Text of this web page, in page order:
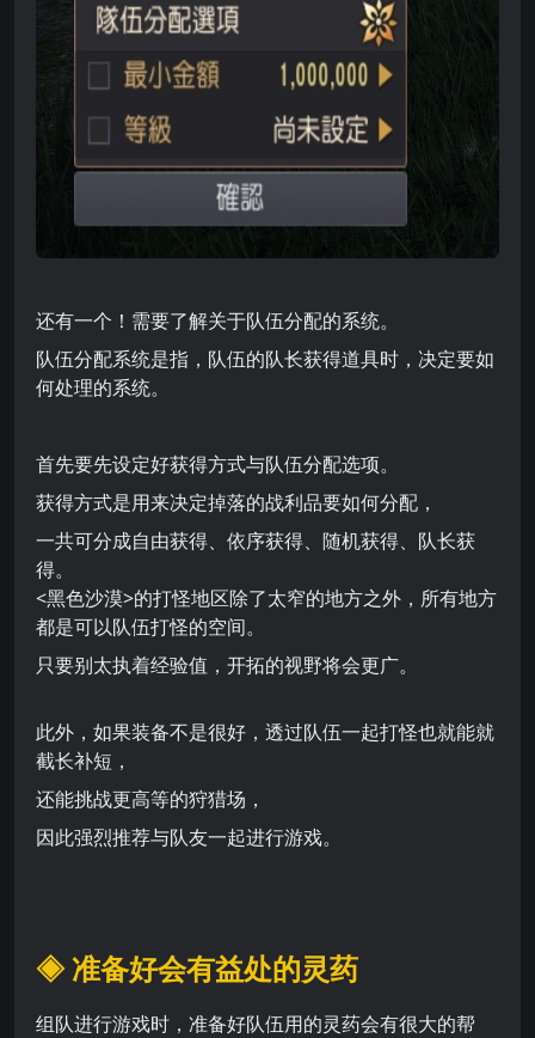
还有一个！需要了解关于队伍分配的系统。
队伍分配系统是指，队伍的队长获得道具时，决定要如
何处理的系统。
首先要先设定好获得方式与队伍分配选项。
获得方式是用来决定掉落的战利品要如何分配，
一共可分成自由获得、依序获得、随机获得、队长获
得。
<黑色沙漠>的打怪地区除了太窄的地方之外，所有地方
都是可以队伍打怪的空间。
只要别太执着经验值，开拓的视野将会更广。
此外，如果装备不是很好，透过队伍一起打怪也就能就
截长补短，
还能挑战更高等的狩猎场，
因此强烈推荐与队友一起进行游戏。
◈ 准备好会有益处的灵药
组队进行游戏时，准备好队伍用的灵药会有很大的帮